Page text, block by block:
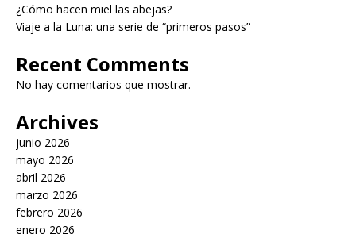
¿Cómo hacen miel las abejas?
Viaje a la Luna: una serie de “primeros pasos”
Recent Comments
No hay comentarios que mostrar.
Archives
junio 2026
mayo 2026
abril 2026
marzo 2026
febrero 2026
enero 2026